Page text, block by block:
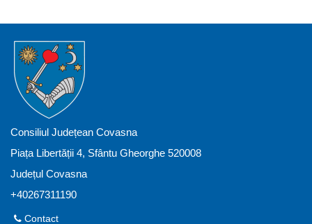
Consiliul Județean Covasna
Piața Libertății 4, Sfântu Gheorghe 520008
Județul Covasna
+40267311190
Contact